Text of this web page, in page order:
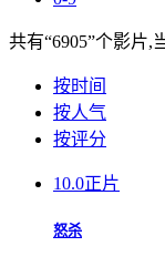
共有“6905”个影片,
按时间
按人气
按评分
10.0正片
怒杀